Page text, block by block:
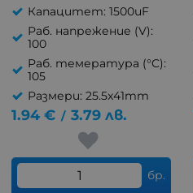
Капацитет: 1500uF
Раб. напрежение (V):
100
Раб. темература (°C):
105
Размери: 25.5x41mm
1.94 € / 3.79 лв.
бр.